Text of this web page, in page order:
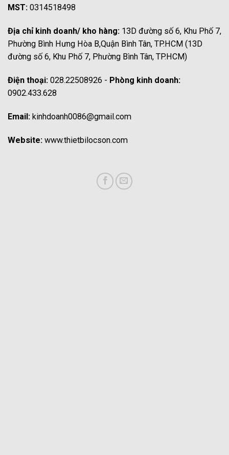
MST: 0314518498
Địa chỉ kinh doanh/ kho hàng: 13D đường số 6, Khu Phố 7,
Phường Bình Hưng Hòa B,Quận Bình Tân, TP.HCM (13D
đường số 6, Khu Phố 7, Phường Bình Tân, TP.HCM)
Điện thoại: 028.22508926 - Phòng kinh doanh:
0902.433.628
Email: kinhdoanh0086@gmail.com
Website: www.thietbilocson.com